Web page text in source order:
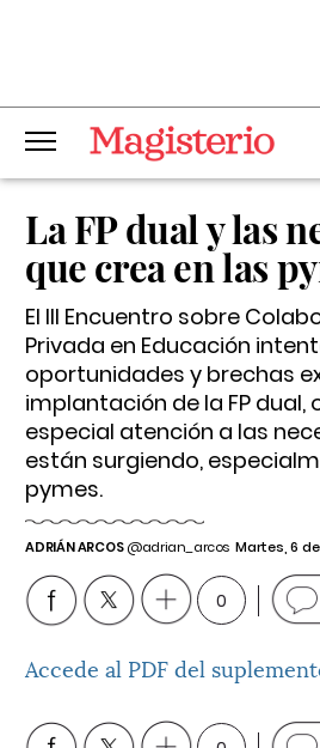
La FP dual y las
que crea en las
El III Encuentro sobre
Privada en Educación
oportunidades y brechas
implantación de la FP dual,
especial atención a las
están surgiendo,
pymes.
ADRIÁN ARCOS@adrian_arcos Martes, 6
0
Accede al PDF del